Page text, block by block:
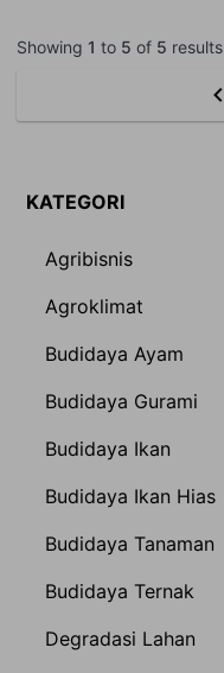
Showing 1 to 5 of 5 results
KATEGORI
Agribisnis
Agroklimat
Budidaya Ayam
Budidaya Gurami
Budidaya Ikan
Budidaya Ikan Hias
Budidaya Tanaman
Budidaya Ternak
Degradasi Lahan